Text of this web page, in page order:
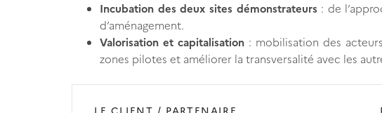
Incubation des deux sites démonstrateurs: de
d’aménagement.
Valorisation et capitalisation : mobilisation des
zones pilotes et améliorer la transversalité avec les